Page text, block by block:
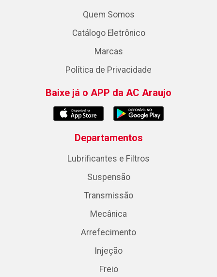
Quem Somos
Catálogo Eletrônico
Marcas
Política de Privacidade
Baixe já o APP da AC Araujo
Departamentos
Lubrificantes e Filtros
Suspensão
Transmissão
Mecânica
Arrefecimento
Injeção
Freio